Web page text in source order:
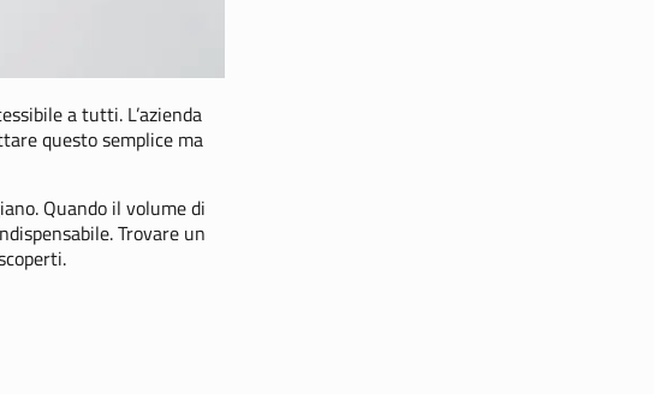
a tutti. L’azienda
questo semplice ma
. Quando il volume di
Trovare un